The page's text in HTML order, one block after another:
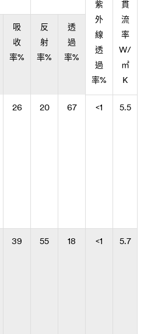
紫
外
線
透
過
率%
貫
流
率
W/
㎡
K
吸
收
率%
反
射
率%
透
過
率%
26 20 67 <1 5.5
39 55 18 <1 5.7